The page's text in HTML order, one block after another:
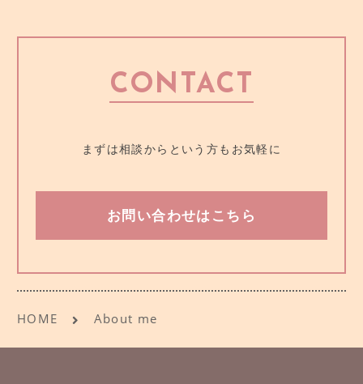
CONTACT
まずは相談からという方もお気軽に
お問い合わせはこちら
HOME About me